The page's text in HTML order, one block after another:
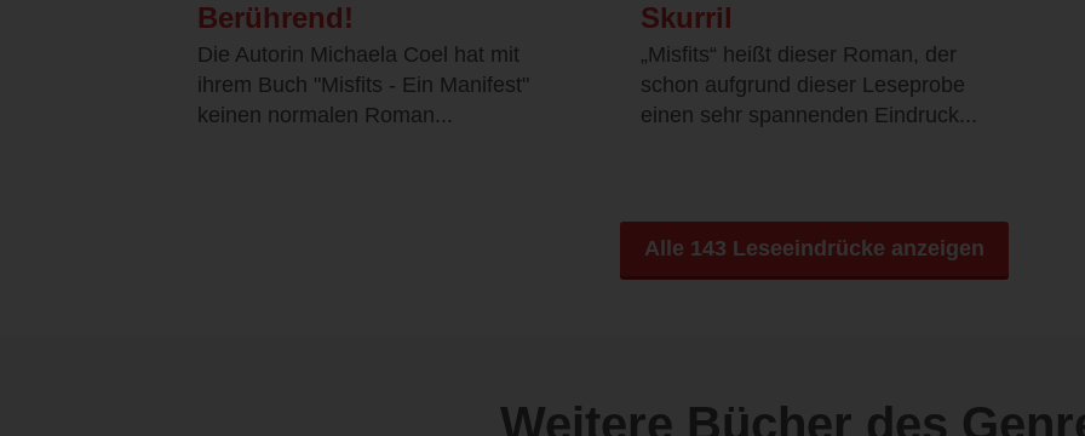
Berührend!
Die Autorin Michaela Coel hat mit
ihrem Buch "Misfits - Ein Manifest"
keinen normalen Roman...
Skurril
„Misfits“ heißt dieser Roman, der
schon aufgrund dieser Leseprobe
einen sehr spannenden Eindruck...
Alle 143 Leseeindrücke anzeigen
Weitere Bücher des